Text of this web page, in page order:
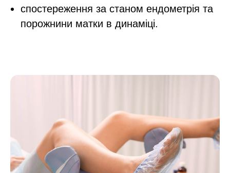
спостереження за станом ендометрія та
порожнини матки в динаміці.